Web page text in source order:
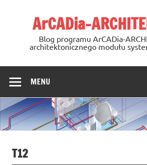
ArCADia-
Blog programu ArCADia-
architektonicznego modułu
MENU
T12